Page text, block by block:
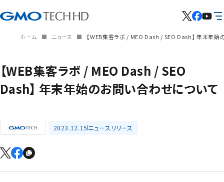
ホーム ニュース 【WEB集客ラボ / MEO Dash / SEO Dash】 年末年始
【WEB集客ラボ / MEO Dash / SEO
Dash】 年末年始のお問い合わせについて
2023.12.15ニュースリリース